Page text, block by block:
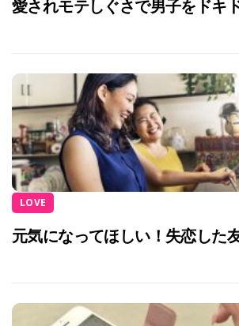
愛されモテしぐさで男子をドキ
LOVE
元気になってほしい！失恋した